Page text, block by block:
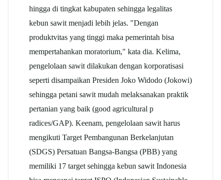
hingga di tingkat kabupaten sehingga legalitas
kebun sawit menjadi lebih jelas. "Dengan
produktvitas yang tinggi maka pemerintah bisa
mempertahankan moratorium," kata dia. Kelima,
pengelolaan sawit dilakukan dengan korporatisasi
seperti disampaikan Presiden Joko Widodo (Jokowi)
sehingga petani sawit mudah melaksanakan praktik
pertanian yang baik (good agricultural p
radices/GAP). Keenam, pengelolaan sawit harus
mengikuti Target Pembangunan Berkelanjutan
(SDGS) Persatuan Bangsa-Bangsa (PBB) yang
memiliki 17 target sehingga kebun sawit Indonesia